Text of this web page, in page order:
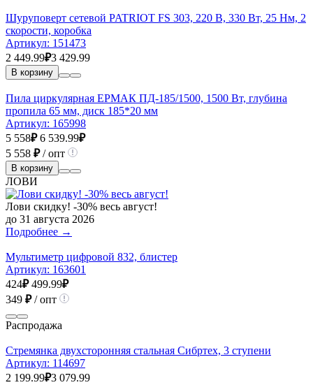
Шуруповерт сетевой PATRIOT FS 303, 220 В, 330 Вт, 25 Нм, 2
скорости, коробка
Артикул: 151473
2 449.99₽3 429.99
В корзину
Пила циркулярная ЕРМАК ПД-185/1500, 1500 Вт, глубина
пропила 65 мм, диск 185*20 мм
Артикул: 165998
5 558₽ 6 539.99₽
5 558 ₽/ опт
В корзину
ЛОВИ
Лови скидку! -30% весь август!
до 31 августа 2026
Подробнее →
Мультиметр цифровой 832, блистер
Артикул: 163601
424₽ 499.99₽
349 ₽/ опт
Распродажа
Стремянка двухсторонняя стальная Сибртех, 3 ступени
Артикул: 114697
2 199.99₽3 079.99